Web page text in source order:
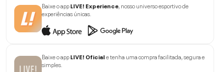
Baixe o appLIVE! Experience , nosso universo esportivo de
experiências únicas.
Baixe o appLIVE! Oficiale tenha uma compra facilitada, segura e
simples.